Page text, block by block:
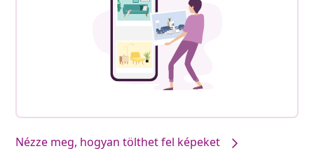
Nézze meg, hogyan tölthet fel képeket